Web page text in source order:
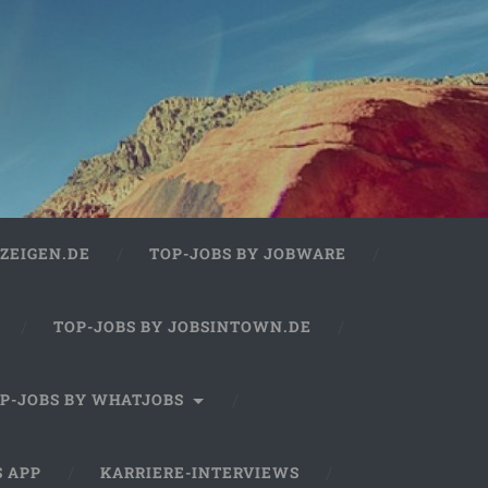
TOP-JOBS BY JOBWARE
TOP-JOBS BY JOBSINTOWN.DE
JOBS BY WHATJOBS
APP KARRIERE-INTERVIEWS